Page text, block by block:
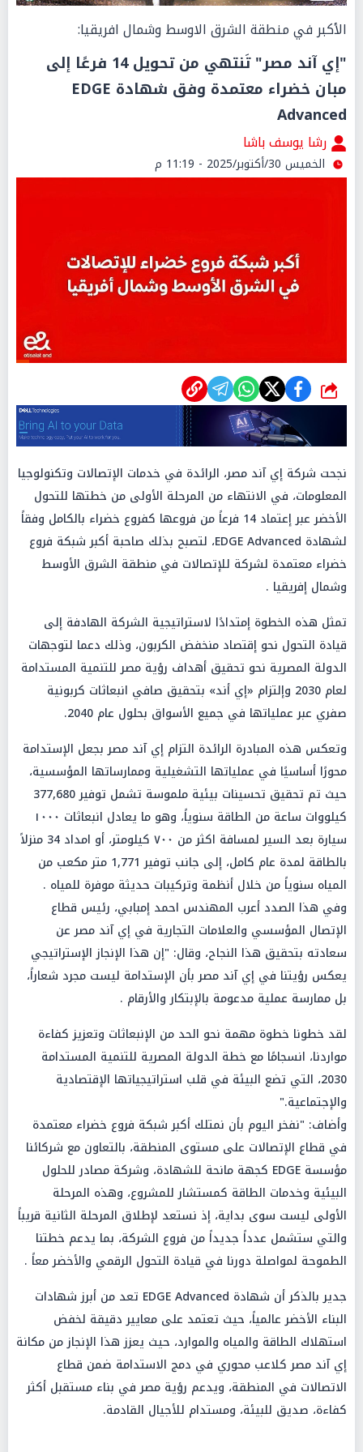
الأكبر في منطقة الشرق الاوسط وشمال افريقيا:
"إي آند مصر" تَنتهي من تحويل 14 فرعًا إلى
مبان خضراء معتمدة وفق شهادة EDGE
Advanced
رشا يوسف باشا
الخميس 30/أكتوبر/2025 - 11:19 م
شارك
نجحت شركة إي آند مصر، الرائدة في خدمات الإتصالات وتكنولوجيا
المعلومات، في الانتهاء من المرحلة الأولى من خطتها للتحول
الأخضر عبر إعتماد 14 فرعاً من فروعها كفروع خضراء بالكامل وفقاً
لشهادة EDGE Advanced، لتصبح بذلك صاحبة أكبر شبكة فروع
خضراء معتمدة لشركة للإتصالات في منطقة الشرق الأوسط
وشمال إفريقيا .
تمثل هذه الخطوة إمتدادًا لاستراتيجية الشركة الهادفة إلى
قيادة التحول نحو إقتصاد منخفض الكربون، وذلك دعما لتوجهات
الدولة المصرية نحو تحقيق أهداف رؤية مصر للتنمية المستدامة
لعام 2030 وإلتزام «إي أند» بتحقيق صافي انبعاثات كربونية
صفري عبر عملياتها في جميع الأسواق بحلول عام 2040.
وتعكس هذه المبادرة الرائدة التزام إي آند مصر بجعل الإستدامة
محورًا أساسيًا في عملياتها التشغيلية وممارساتها المؤسسية،
حيث تم تحقيق تحسينات بيئية ملموسة تشمل توفير 377,680
كيلووات ساعة من الطاقة سنوياً، وهو ما يعادل انبعاثات ١٠٠٠
سيارة بعد السير لمسافة اكثر من ٧٠٠ كيلومتر، أو امداد 34 منزلاً
بالطاقة لمدة عام كامل، إلى جانب توفير 1,771 متر مكعب من
المياه سنوياً من خلال أنظمة وتركيبات حديثة موفرة للمياه .
وفي هذا الصدد أعرب المهندس احمد إمبابي، رئيس قطاع
الإتصال المؤسسي والعلامات التجارية في إي آند مصر عن
سعادته بتحقيق هذا النجاح، وقال: "إن هذا الإنجاز الإستراتيجي
يعكس رؤيتنا في إي آند مصر بأن الإستدامة ليست مجرد شعاراً،
بل ممارسة عملية مدعومة بالإبتكار والأرقام .
لقد خطونا خطوة مهمة نحو الحد من الإنبعاثات وتعزيز كفاءة
مواردنا، انسجامًا مع خطة الدولة المصرية للتنمية المستدامة
2030، التي تضع البيئة في قلب استراتيجياتها الإقتصادية
والإجتماعية."
وأضاف: "نفخر اليوم بأن نمتلك أكبر شبكة فروع خضراء معتمدة
في قطاع الإتصالات على مستوى المنطقة، بالتعاون مع شركائنا
مؤسسة EDGE كجهة مانحة للشهادة، وشركة مصادر للحلول
البیئیة وخدمات الطاقة كمستشار للمشروع، وهذه المرحلة
الأولى ليست سوى بداية، إذ نستعد لإطلاق المرحلة الثانية قريباً
والتي ستشمل عدداً جديداً من فروع الشركة، بما يدعم خطتنا
الطموحة لمواصلة دورنا في قيادة التحول الرقمي والأخضر معاً .
جدير بالذكر أن شهادة EDGE Advanced تعد من أبرز شهادات
البناء الأخضر عالمياً، حيث تعتمد على معايير دقيقة لخفض
استهلاك الطاقة والمياه والموارد، حيث يعزز هذا الإنجاز من مكانة
إي آند مصر كلاعب محوري في دمج الاستدامة ضمن قطاع
الاتصالات في المنطقة، ويدعم رؤية مصر في بناء مستقبل أكثر
كفاءة، صديق للبيئة، ومستدام للأجيال القادمة.